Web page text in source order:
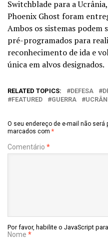
Switchblade para a
Phoenix Ghost foram
Ambos os sistemas podem
pré-programados para
reconhecimento de ida e
única em alvos designados.
RELATED TOPICS: DEFESA
FEATURED
GUERRA
O seu endereço de e-mail não será
marcados com *
Comentário *
Por favor, habilite o JavaScript
Nome *